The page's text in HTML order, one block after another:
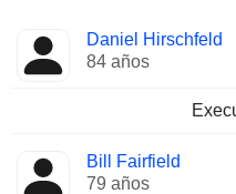
Administrador Comités
Daniel Hirschfeld
84 años
Bill Fairfield
79 años